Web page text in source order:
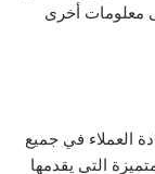
معلومات أخرى
العملاء في جميع
التي يقدمها